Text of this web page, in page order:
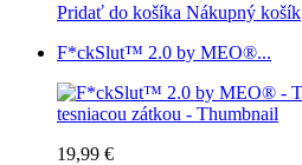
Pridať do košíka Nákupný košík
F*ckSlut™ 2.0 by MEO®...
19,99 €